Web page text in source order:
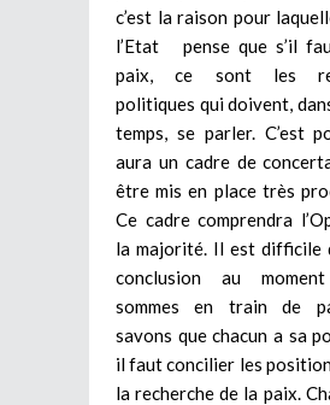
c’est la raison pour
l’Etat pense que s’il
paix, ce sont les
politiques qui doivent,
temps, se parler. C’est
aura un cadre de
être mis en place très
Ce cadre comprendra
la majorité. Il est difficile
conclusion au
sommes en train de
savons que chacun a sa
il faut concilier les
la recherche de la paix.